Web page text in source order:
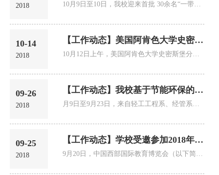
2018
10-14
2018
【工作动态】美国阿肯色大学史密斯堡分校国际处长Nicolas Pattillo先生一行访...
09-26
2018
【工作动态】我校基于节能环保的绿色包装策划与研究赴美培训圆满结束
09-25
2018
【工作动态】学校受邀参加2018年中国西部教育国际博览会论坛